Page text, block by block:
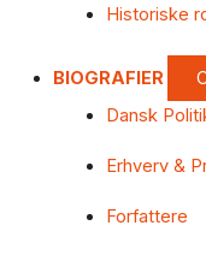
Historiske
BIOGRAFIER
Dansk
Erhverv &
Forfattere